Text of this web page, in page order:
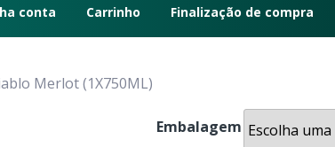
conta Carrinho Finalização de compra
Merlot (1X750ML)
Embalagem